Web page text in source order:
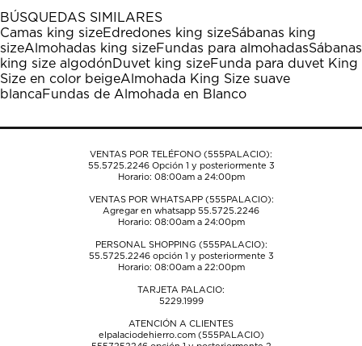
1
estrella
Esta
acción
abrirá
el
formulario
envío.
estrellas.
Esta
acción
abrirá
el
formulario
envío.
estrellas.
Esta
acción
abrirá
el
formulario
envío.
estrellas.
Esta
acción
abrirá
el
formulario
envío.
estrellas.
Esta
acción
abrirá
el
formulario
envío.
BÚSQUEDAS SIMILARES
Camas king sizeEdredones king sizeSábanas king
sizeAlmohadas king sizeFundas para almohadasSábanas
king size algodón Duvet king sizeFunda para duvet King
Size en color beigeAlmohada King Size suave
blancaFundas de Almohada en Blanco
VENTAS POR TELÉFONO (555PALACIO):
55.5725.2246Opción 1 y posteriormente 3
Horario: 08:00am a 24:00pm
VENTAS POR WHATSAPP (555PALACIO):
Agregar en whatsapp 55.5725.2246
Horario: 08:00am a 24:00pm
PERSONAL SHOPPING (555PALACIO):
55.5725.2246opción 1 y posteriormente 3
Horario: 08:00am a 22:00pm
TARJETA PALACIO:
5229.1999
ATENCIÓN A CLIENTES
elpalaciodehierro.com (555PALACIO)